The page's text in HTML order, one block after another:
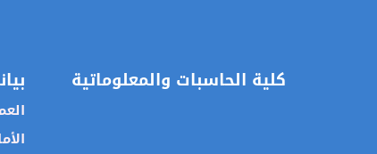
كلية الحاسبات والمعلوماتية